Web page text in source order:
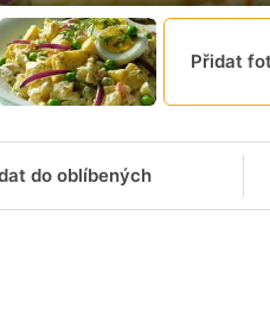
Přidat
do oblíbených